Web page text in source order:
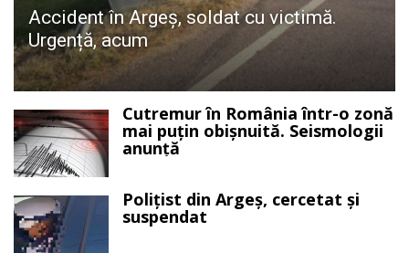
Accident în Argeș, soldat cu victimă.
Urgență, acum
Cutremur în România într-o zonă
mai puțin obișnuită. Seismologii
anunță
Polițist din Argeș, cercetat și
suspendat